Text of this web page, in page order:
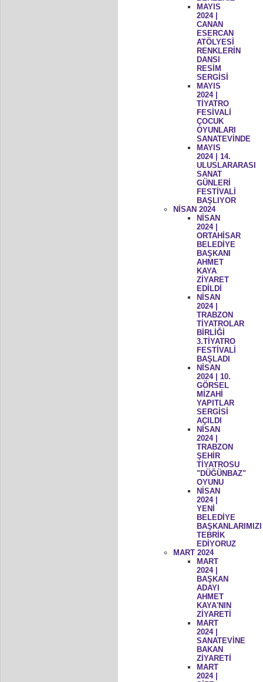
MAYIS
2024 |
CANAN
ESERCAN
ATÖLYESİ
RENKLERİN
DANSI
RESİM
SERGİSİ
MAYIS
2024 |
TİYATRO
FESİVALİ
ÇOCUK
OYUNLARI
SANATEVİNDE
MAYIS
2024 | 14.
ULUSLARARASI
SANAT
GÜNLERİ
FESTİVALİ
BAŞLIYOR
NİSAN 2024
NİSAN
2024 |
ORTAHİSAR
BELEDİYE
BAŞKANI
AHMET
KAYA
ZİYARET
EDİLDİ
NİSAN
2024 |
TRABZON
TİYATROLAR
BİRLİĞİ
3.TİYATRO
FESTİVALİ
BAŞLADI
NİSAN
2024 | 10.
GÖRSEL
MİZAHİ
YAPITLAR
SERGİSİ
AÇILDI
NİSAN
2024 |
TRABZON
ŞEHİR
TİYATROSU
"DÜĞÜNBAZ"
OYUNU
NİSAN
2024 |
YENİ
BELEDİYE
BAŞKANLARIMIZI
TEBRİK
EDİYORUZ
MART 2024
MART
2024 |
BAŞKAN
ADAYI
AHMET
KAYA'NIN
ZİYARETİ
MART
2024 |
SANATEVİNE
BAKAN
ZİYARETİ
MART
2024 |